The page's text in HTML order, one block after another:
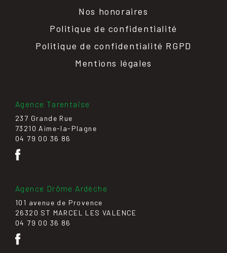
Nos honoraires
Politique de confidentialité
Politique de confidentialité RGPD
Mentions légales
Agence Tarentaise
237 Grande Rue
73210 Aime-la-Plagne
04 79 00 36 86
Agence Drôme Ardèche
101 avenue de Provence
26320 ST MARCEL LES VALENCE
04 79 00 36 86